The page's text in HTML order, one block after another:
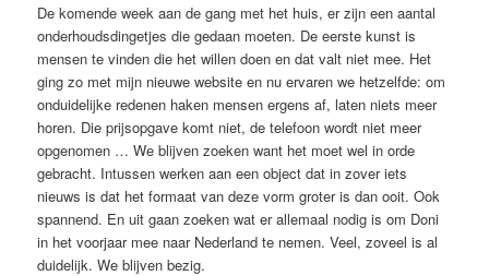
De komende week aan de gang met het huis, er zijn een aantal
onderhoudsdingetjes die gedaan moeten. De eerste kunst is
mensen te vinden die het willen doen en dat valt niet mee. Het
ging zo met mijn nieuwe website en nu ervaren we hetzelfde: om
onduidelijke redenen haken mensen ergens af, laten niets meer
horen. Die prijsopgave komt niet, de telefoon wordt niet meer
opgenomen … We blijven zoeken want het moet wel in orde
gebracht. Intussen werken aan een object dat in zover iets
nieuws is dat het formaat van deze vorm groter is dan ooit. Ook
spannend. En uit gaan zoeken wat er allemaal nodig is om Doni
in het voorjaar mee naar Nederland te nemen. Veel, zoveel is al
duidelijk. We blijven bezig.